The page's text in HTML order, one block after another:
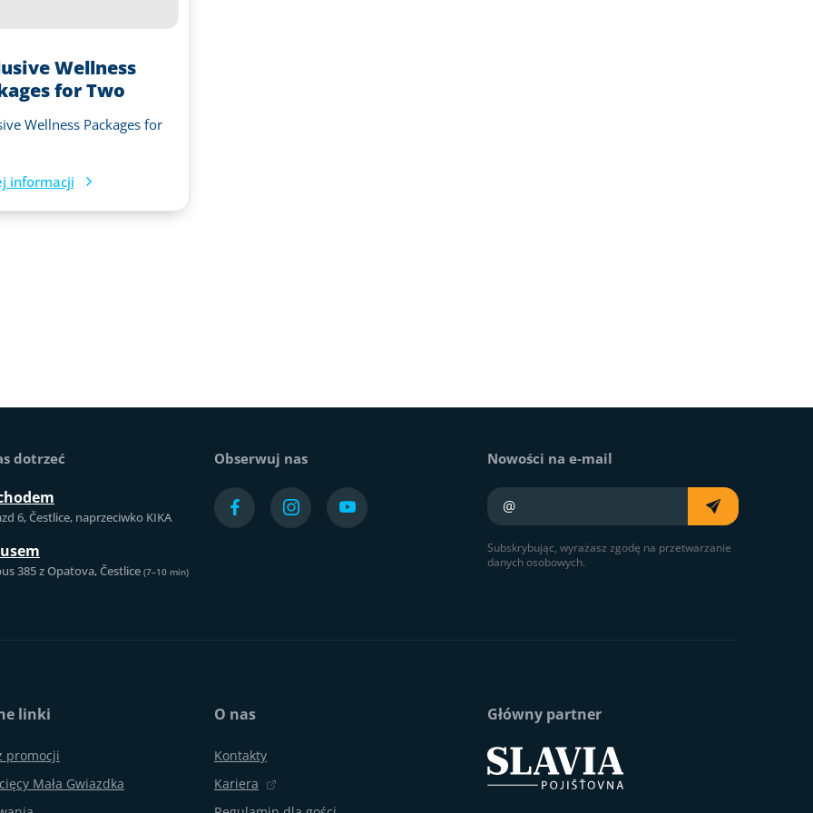
Wellness
for Two
Wellness Packages for
informacji
dotrzeć
6, Čestlice, naprzeciwko KIKA
385 z Opatova, Čestlice (7–10 min)
Obserwuj nas Nowości na e-mail
Twój e-mail
Subskrybując, wyrażasz zgodę na przetwarzanie
danych osobowych.
linki
promocji
Mała Gwiazdka
O nas
Kontakty
Kariera
Główny partner